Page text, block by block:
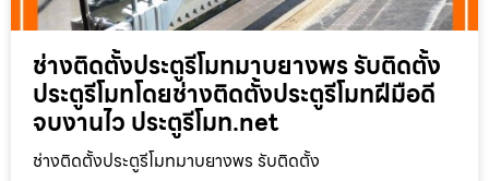
ช่างติดตั้งประตูรีโมทมาบยางพร รับติดตั้ง
ประตูรีโมทโดยช่างติดตั้งประตูรีโมทฝีมือดี
จบงานไว ประตูรีโมท.net
ช่างติดตั้งประตูรีโมทมาบยางพร รับติดตั้ง